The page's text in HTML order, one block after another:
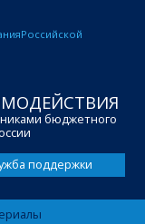
Российской
бюджетного
поддержки